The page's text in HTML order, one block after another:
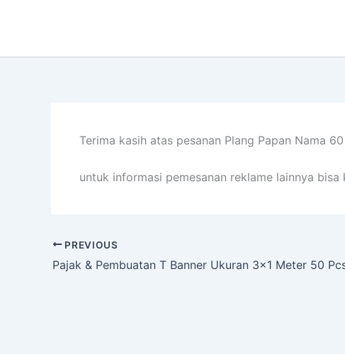
Terima kasih atas pesanan Plang Papan Nama
untuk informasi pemesanan reklame lainnya bisa
PREVIOUS